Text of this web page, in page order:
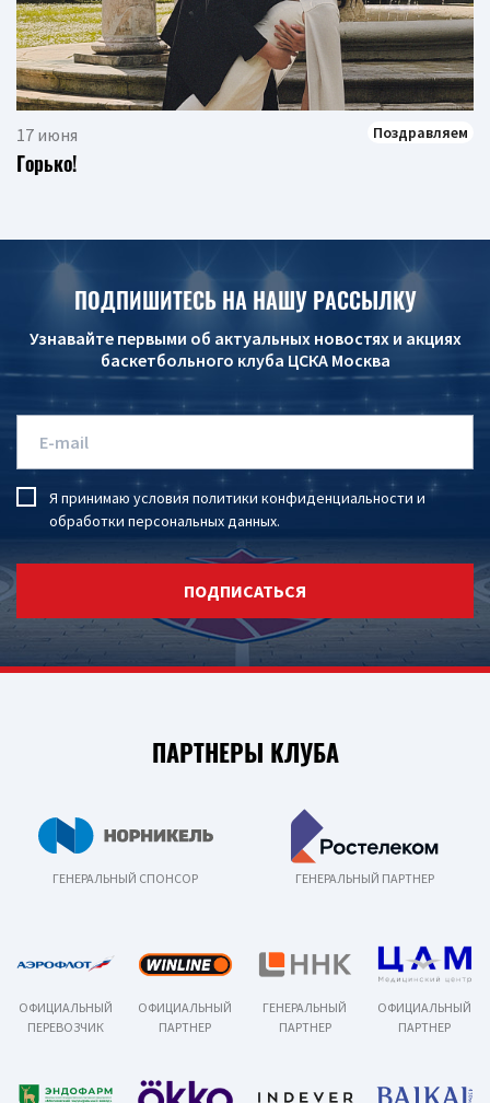
17 июня Поздравляем
Горько!
ПОДПИШИТЕСЬ НА НАШУ РАССЫЛКУ
Узнавайте первыми об актуальных новостях и акциях
баскетбольного клуба ЦСКА Москва
Я принимаю условия политики конфиденциальности и
обработки персональных данных.
ПОДПИСАТЬСЯ
ПАРТНЕРЫ КЛУБА
ГЕНЕРАЛЬНЫЙ СПОНСОР ГЕНЕРАЛЬНЫЙ ПАРТНЕР
ОФИЦИАЛЬНЫЙ
ПЕРЕВОЗЧИК
ОФИЦИАЛЬНЫЙ
ПАРТНЕР
ГЕНЕРАЛЬНЫЙ
ПАРТНЕР
ОФИЦИАЛЬНЫЙ
ПАРТНЕР